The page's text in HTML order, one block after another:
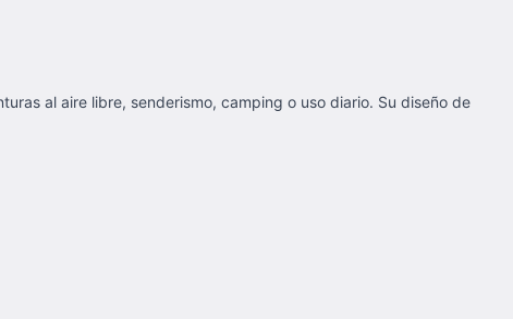
al aire libre, senderismo, camping o uso diario. Su diseño de